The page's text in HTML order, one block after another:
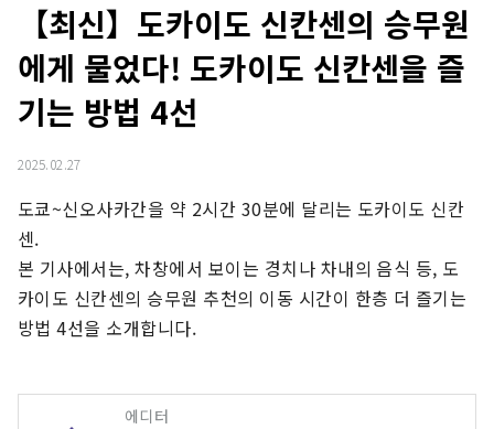
【최신】도카이도 신칸센의 승무원
에게 물었다! 도카이도 신칸센을 즐
기는 방법 4선
2025.02.27
도쿄~신오사카간을 약 2시간 30분에 달리는 도카이도 신칸
센.
본 기사에서는, 차창에서 보이는 경치나 차내의 음식 등, 도
카이도 신칸센의 승무원 추천의 이동 시간이 한층 더 즐기는
방법 4선을 소개합니다.
에디터